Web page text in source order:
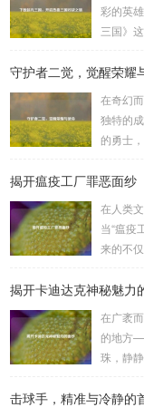
彩的英
三国》
何进行
以化身
的诸葛
陷阵、
守护者二觉，觉醒荣耀
在奇幻
独特的
的勇士
大陆的
来自各
意志，
恐怖的
揭开瘟疫工厂罪恶面纱
在人类
当“瘟疫
来的不
是一些
科学研
历史上
战争时
揭开卡迪达克神秘魅力
在广袤
的地方
珠，静
复杂多
击球手，精准与冷静的